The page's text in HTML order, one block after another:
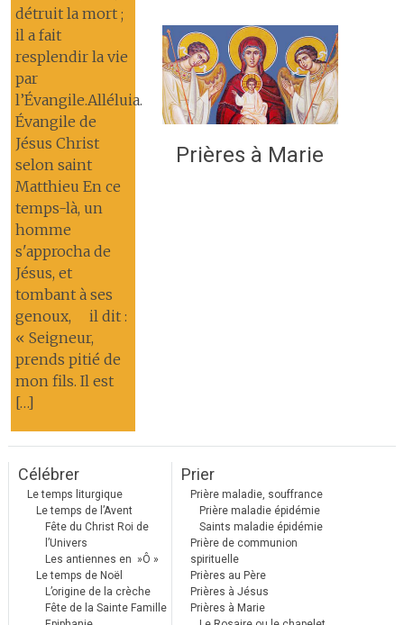
détruit la mort ;
il a fait
resplendir la vie
par
l’Évangile.Alléluia.
Évangile de
Jésus Christ
selon saint
Matthieu En ce
temps-là, un
homme
s'approcha de
Jésus, et
tombant à ses
genoux, il dit :
« Seigneur,
prends pitié de
mon fils. Il est
[…]
Prières à Marie
Célébrer
Le temps liturgique
Le temps de l’Avent
Fête du Christ Roi de
l’Univers
Les antiennes en »Ô »
Le temps de Noël
L’origine de la crèche
Fête de la Sainte Famille
Prier
Prière maladie, souffrance
Prière maladie épidémie
Saints maladie épidémie
Prière de communion
spirituelle
Prières au Père
Prières à Jésus
Prières à Marie